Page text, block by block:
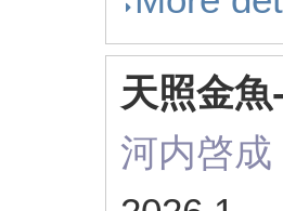
天照金
河内啓成